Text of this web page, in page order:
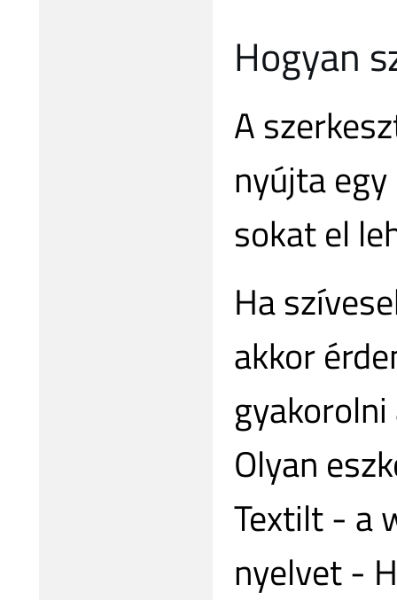
Hogyan
A
nyújta
sokat el
Ha
akkor
Olyan
Textilt - a
nyelvet -